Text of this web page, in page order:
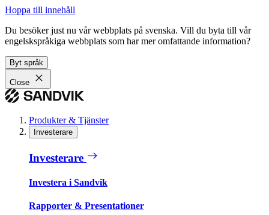
Hoppa till innehåll
Du besöker just nu vår webbplats på svenska. Vill du byta till vår
engelskspråkiga webbplats som har mer omfattande information?
Byt språk
Close
Produkter & Tjänster
Investerare
Investerare
Investera i Sandvik
Rapporter & Presentationer